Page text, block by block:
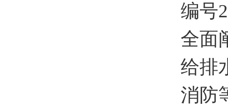
编号
全面
给排
消防